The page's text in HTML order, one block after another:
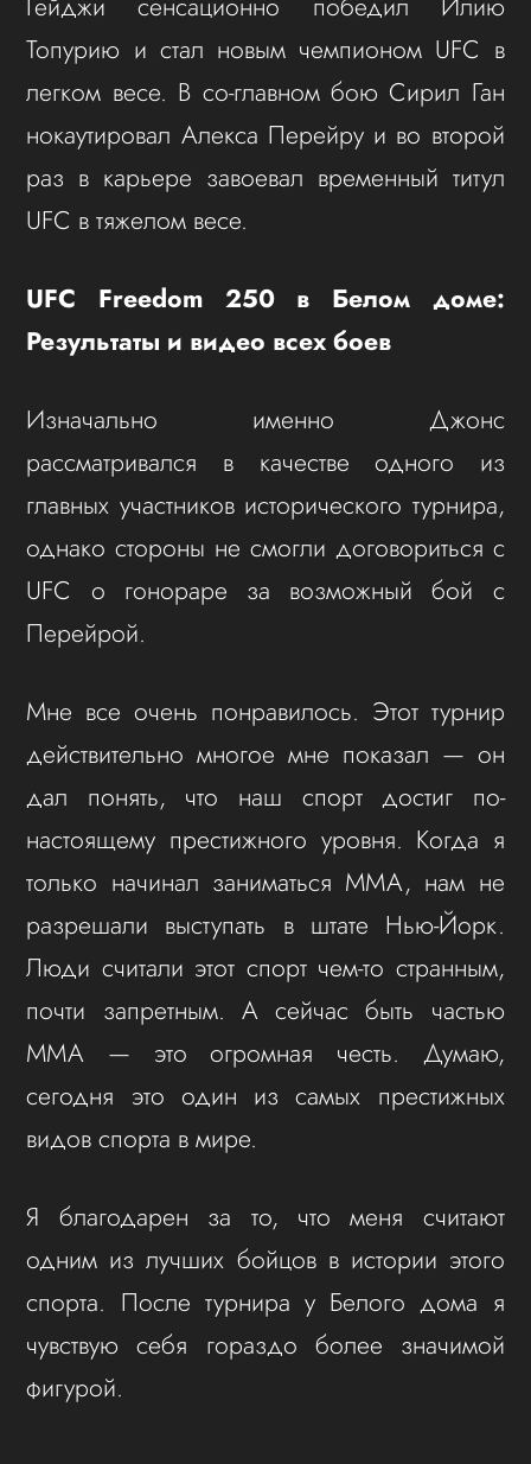
Топурию и стал новым чемпионом UFC в
легком весе. В со-главном бою Сирил Ган
нокаутировал Алекса Перейру и во второй
раз в карьере завоевал временный титул
UFC в тяжелом весе.
UFC Freedom 250 в Белом доме:
Результаты и видео всех боев
Изначально именно Джонс
рассматривался в качестве одного из
главных участников исторического турнира,
однако стороны не смогли договориться с
UFC о гонораре за возможный бой с
Перейрой.
Мне все очень понравилось. Этот турнир
действительно многое мне показал — он
дал понять, что наш спорт достиг по-
настоящему престижного уровня. Когда я
только начинал заниматься ММА, нам не
разрешали выступать в штате Нью-Йорк.
Люди считали этот спорт чем-то странным,
почти запретным. А сейчас быть частью
ММА — это огромная честь. Думаю,
сегодня это один из самых престижных
видов спорта в мире.
Я благодарен за то, что меня считают
одним из лучших бойцов в истории этого
спорта. После турнира у Белого дома я
чувствую себя гораздо более значимой
фигурой.